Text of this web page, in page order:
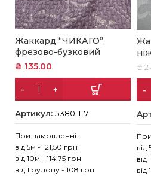
Жаккард “ЧИКАГО”,
фрезово-бузковий
₴ 135.00
Артикул:5380-1-7
При замовленні:
від 5м - 121,50 грн
від 10м - 114,75 грн
від 1 рулону - 108 грн
₴
від
від